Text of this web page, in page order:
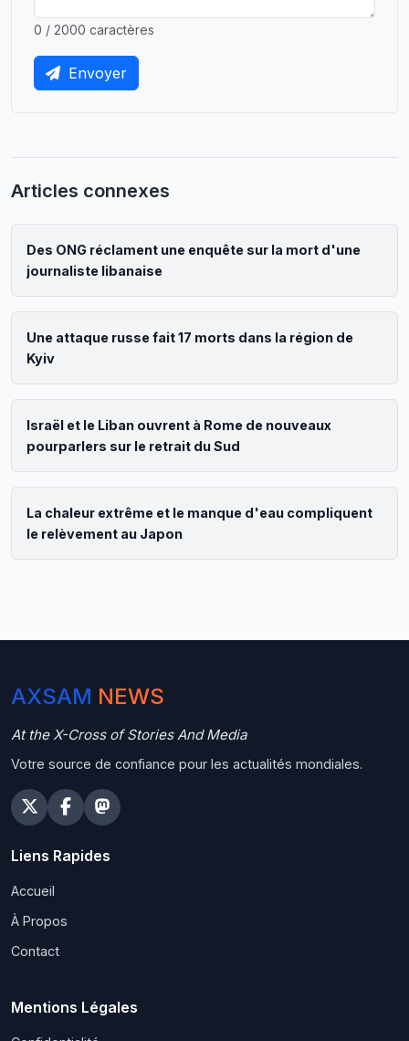
0 / 2000 caractères
Envoyer
Articles connexes
Des ONG réclament une enquête sur la mort d'une
journaliste libanaise
Une attaque russe fait 17 morts dans la région de
Kyiv
Israël et le Liban ouvrent à Rome de nouveaux
pourparlers sur le retrait du Sud
La chaleur extrême et le manque d'eau compliquent
le relèvement au Japon
AXSAM NEWS
At the X-Cross of Stories And Media
Votre source de confiance pour les actualités mondiales.
Liens Rapides
Accueil
À Propos
Contact
Mentions Légales